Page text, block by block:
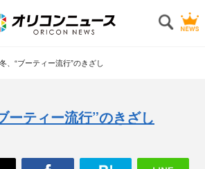
、“ブーティー流行”のきざし
ーティー流行”のきざし